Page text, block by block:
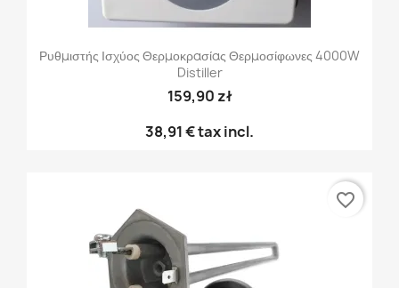
Ρυθμιστής Ισχύος Θερμοκρασίας Θερμοσίφωνες 4000W
Distiller
159,90 zł
38,91 €tax incl.
favorite_border